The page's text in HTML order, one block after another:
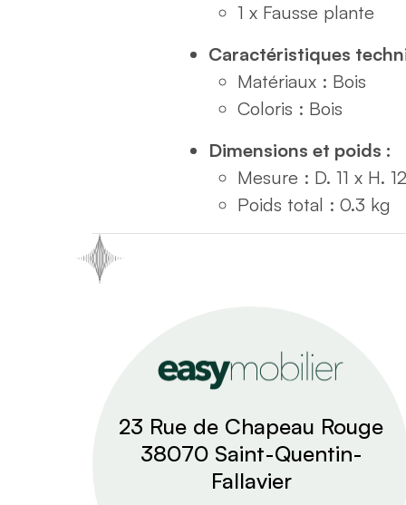
1 x Fausse plante
Caractéristiques
Matériaux : Bois
Coloris : Bois
Dimensions et poids :
Mesure : D. 11 x H.
Poids total : 0.3 kg
23 Rue de Chapeau Rouge
38070 Saint-Quentin-
Fallavier